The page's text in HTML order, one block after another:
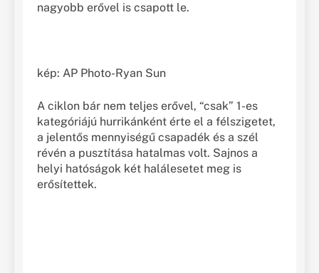
nagyobb erővel is csapott le.
kép: AP Photo-Ryan Sun
A ciklon bár nem teljes erővel, “csak” 1-es
kategóriájú hurrikánként érte el a félszigetet,
a jelentős mennyiségű csapadék és a szél
révén a pusztítása hatalmas volt. Sajnos a
helyi hatóságok két halálesetet meg is
erősítettek.